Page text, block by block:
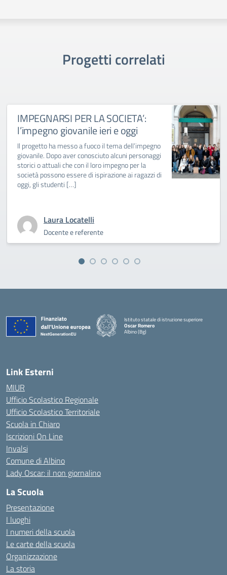
Progetti correlati
IMPEGNARSI PER LA SOCIETA’:
l’impegno giovanile ieri e oggi
Il progetto ha messo a fuoco il tema dell’impegno
giovanile. Dopo aver conosciuto alcuni personaggi
storici o attuali che con il loro impegno per la
società possono essere di ispirazione ai ragazzi di
oggi, gli studenti […]
Laura Locatelli
Docente e referente
Istituto statale di istruzione superiore
Oscar Romero
Albino (Bg)
Link Esterni
MIUR
Ufficio Scolastico Regionale
Ufficio Scolastico Territoriale
Scuola in Chiaro
Iscrizioni On Line
Invalsi
Comune di Albino
Lady Oscar: il non giornalino
La Scuola
Presentazione
I luoghi
I numeri della scuola
Le carte della scuola
Organizzazione
La storia